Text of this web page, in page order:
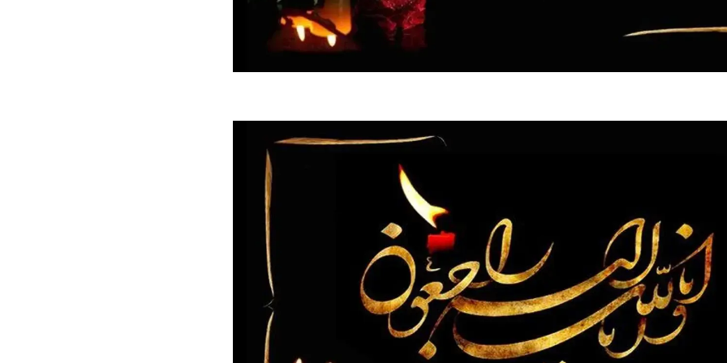
فضاپیمای «استارشیپ» ایلان ماسک
حدید ۱۱۰؛ نسخه سریع‌تر، پنهان‌کارتر و
مرگبارتر پهپادهای ایرانی | پهپاد انتحاری
جدید ایران چیست؟
هواپیمای مرموز E-11A BACN چیست؟